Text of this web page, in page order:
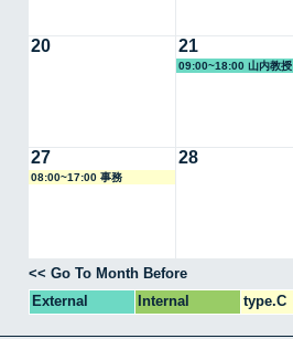
20 21
09:00~18:00 山内教授
27
08:00~17:00 事務
28
<< Go To Month Before
External
Internal type.C